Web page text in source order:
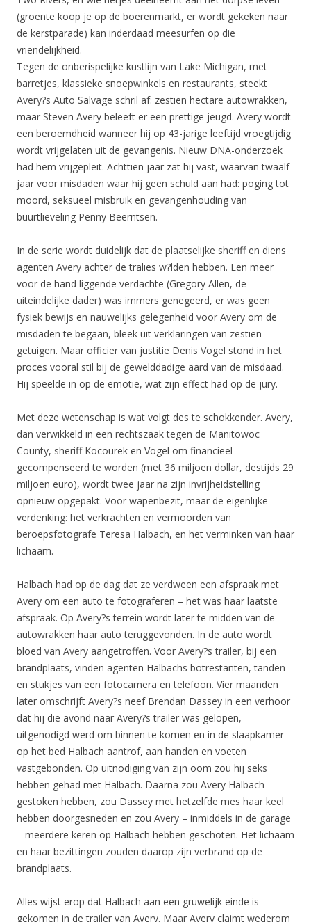
(groente koop je op de boerenmarkt, er wordt gekeken naar
de kerstparade) kan inderdaad meesurfen op die
vriendelijkheid.
Tegen de onberispelijke kustlijn van Lake Michigan, met
barretjes, klassieke snoepwinkels en restaurants, steekt
Avery?s Auto Salvage schril af: zestien hectare autowrakken,
maar Steven Avery beleeft er een prettige jeugd. Avery wordt
een beroemdheid wanneer hij op 43-jarige leeftijd vroegtijdig
wordt vrijgelaten uit de gevangenis. Nieuw DNA-onderzoek
had hem vrijgepleit. Achttien jaar zat hij vast, waarvan twaalf
jaar voor misdaden waar hij geen schuld aan had: poging tot
moord, seksueel misbruik en gevangenhouding van
buurtlieveling Penny Beerntsen.
In de serie wordt duidelijk dat de plaatselijke sheriff en diens
agenten Avery achter de tralies w?lden hebben. Een meer
voor de hand liggende verdachte (Gregory Allen, de
uiteindelijke dader) was immers genegeerd, er was geen
fysiek bewijs en nauwelijks gelegenheid voor Avery om de
misdaden te begaan, bleek uit verklaringen van zestien
getuigen. Maar officier van justitie Denis Vogel stond in het
proces vooral stil bij de gewelddadige aard van de misdaad.
Hij speelde in op de emotie, wat zijn effect had op de jury.
Met deze wetenschap is wat volgt des te schokkender. Avery,
dan verwikkeld in een rechtszaak tegen de Manitowoc
County, sheriff Kocourek en Vogel om financieel
gecompenseerd te worden (met 36 miljoen dollar, destijds 29
miljoen euro), wordt twee jaar na zijn invrijheidstelling
opnieuw opgepakt. Voor wapenbezit, maar de eigenlijke
verdenking: het verkrachten en vermoorden van
beroepsfotografe Teresa Halbach, en het verminken van haar
lichaam.
Halbach had op de dag dat ze verdween een afspraak met
Avery om een auto te fotograferen – het was haar laatste
afspraak. Op Avery?s terrein wordt later te midden van de
autowrakken haar auto teruggevonden. In de auto wordt
bloed van Avery aangetroffen. Voor Avery?s trailer, bij een
brandplaats, vinden agenten Halbachs botrestanten, tanden
en stukjes van een fotocamera en telefoon. Vier maanden
later omschrijft Avery?s neef Brendan Dassey in een verhoor
dat hij die avond naar Avery?s trailer was gelopen,
uitgenodigd werd om binnen te komen en in de slaapkamer
op het bed Halbach aantrof, aan handen en voeten
vastgebonden. Op uitnodiging van zijn oom zou hij seks
hebben gehad met Halbach. Daarna zou Avery Halbach
gestoken hebben, zou Dassey met hetzelfde mes haar keel
hebben doorgesneden en zou Avery – inmiddels in de garage
– meerdere keren op Halbach hebben geschoten. Het lichaam
en haar bezittingen zouden daarop zijn verbrand op de
brandplaats.
Alles wijst erop dat Halbach aan een gruwelijk einde is
gekomen in de trailer van Avery. Maar Avery claimt wederom